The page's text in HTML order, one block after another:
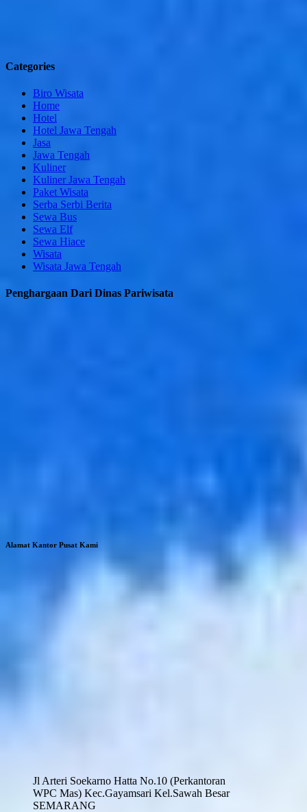
Categories
Biro Wisata
Home
Hotel
Hotel Jawa Tengah
Jasa
Jawa Tengah
Kuliner
Kuliner Jawa Tengah
Paket Wisata
Serba Serbi Berita
Sewa Bus
Sewa Elf
Sewa Hiace
Wisata
Wisata Jawa Tengah
Penghargaan Dari Dinas Pariwisata
Alamat Kantor Pusat Kami
Jl Arteri Soekarno Hatta No.10 (Perkantoran
WPC Mas) Kec.Gayamsari Kel.Sawah Besar
SEMARANG